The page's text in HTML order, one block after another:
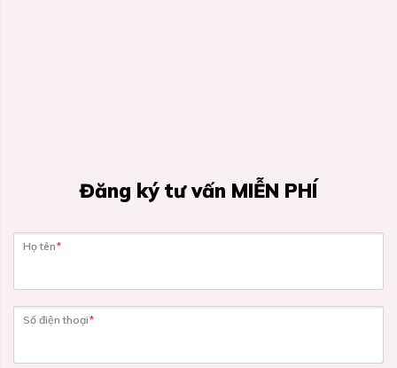
Đăng ký tư vấn MIỄN PHÍ
Họ tên*
Số điện thoại*